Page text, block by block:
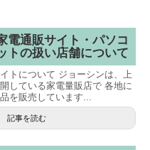
電通販サイト・パソコ
トの扱い店舗について
トについて ジョーシンは、上
している家電量販店で 各地に
を販売しています...
記事を読む